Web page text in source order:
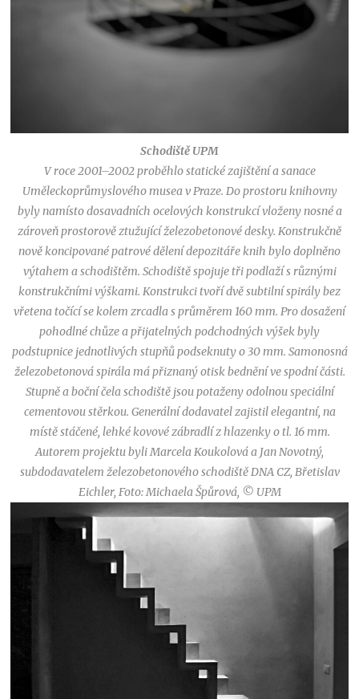
Schodiště UPM
V roce 2001–2002 proběhlo statické zajištění a sanace
Uměleckoprůmyslového musea v Praze. Do prostoru knihovny
byly namísto dosavadních ocelových konstrukcí vloženy nosné a
zároveň prostorově ztužující železobetonové desky. Konstrukčně
nově koncipované patrové dělení depozitáře knih bylo doplněno
výtahem a schodištěm. Schodiště spojuje tři podlaží s různými
konstrukčními výškami. Konstrukci tvoří dvě subtilní spirály bez
vřetena točící se kolem zrcadla s průměrem 160 mm. Pro dosažení
pohodlné chůze a přijatelných podchodných výšek byly
podstupnice jednotlivých stupňů podseknuty o 30 mm. Samonosná
železobetonová spirála má přiznaný otisk bednění ve spodní části.
Stupně a boční čela schodiště jsou potaženy odolnou speciální
cementovou stěrkou. Generální dodavatel zajistil elegantní, na
místě stáčené, lehké kovové zábradlí z hlazenky o tl. 16 mm.
Autorem projektu byli Marcela Koukolová a Jan Novotný,
subdodavatelem železobetonového schodiště DNA CZ, Břetislav
Eichler, Foto: Michaela Špůrová, © UPM